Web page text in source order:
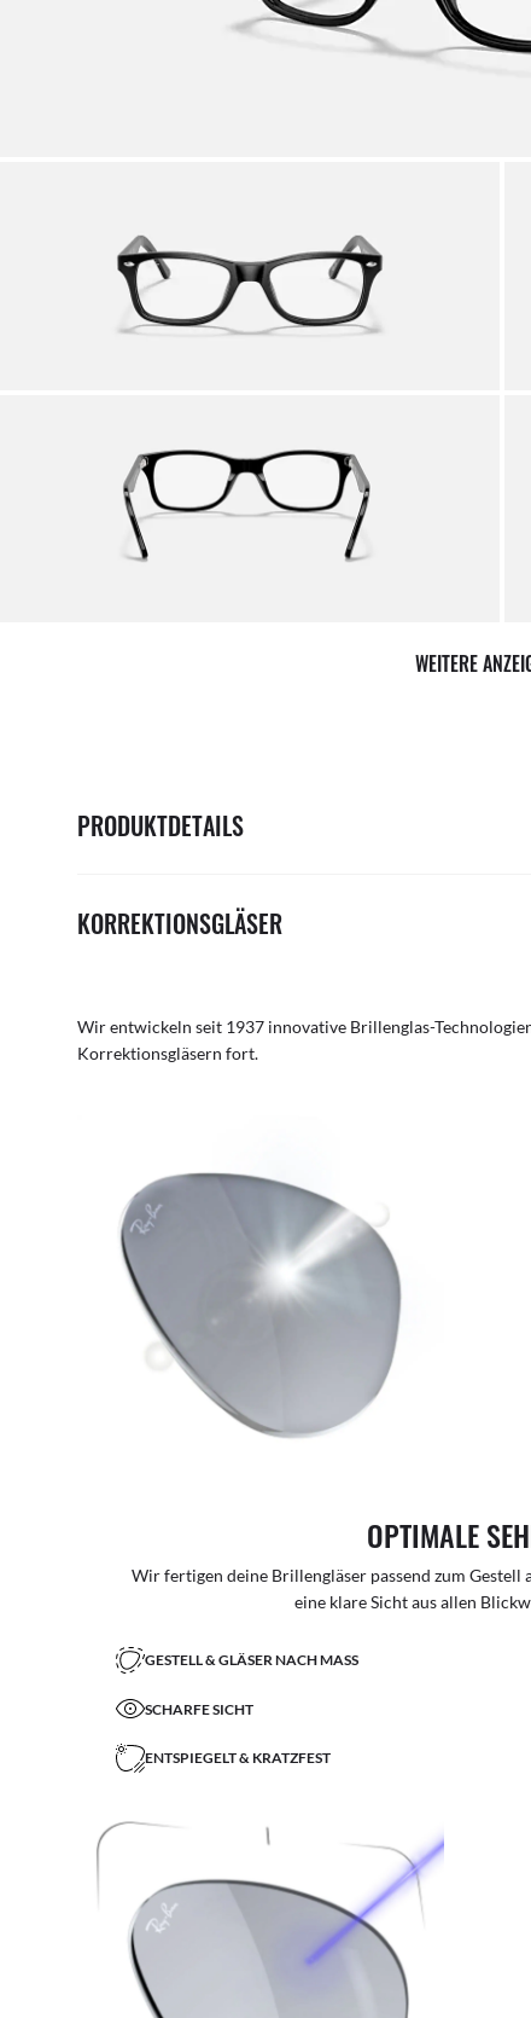
WEITERE
PRODUKTDETAILS
KORREKTIONSGLÄSER
Wir entwickeln seit 1937 innovative Brillenglas-
Korrektionsgläsern fort.
OPTIMALE
Wir fertigen deine Brillengläser passend zum Gestell
eine klare Sicht aus allen
GESTELL & GLÄSER NACH MASS
SCHARFE SICHT
ENTSPIEGELT & KRATZFEST